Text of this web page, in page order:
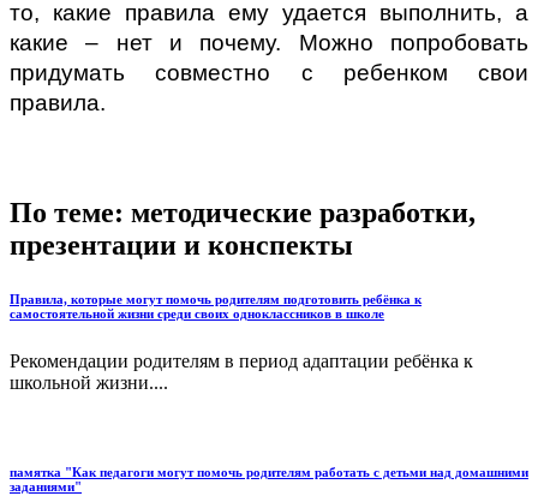
то, какие правила ему удается выполнить, а
какие – нет и почему. Можно попробовать
придумать совместно с ребенком свои
правила.
По теме: методические разработки,
презентации и конспекты
Правила, которые могут помочь родителям подготовить ребёнка к
самостоятельной жизни среди своих одноклассников в школе
Рекомендации родителям в период адаптации ребёнка к
школьной жизни....
памятка "Как педагоги могут помочь родителям работать с детьми над домашними
заданиями"